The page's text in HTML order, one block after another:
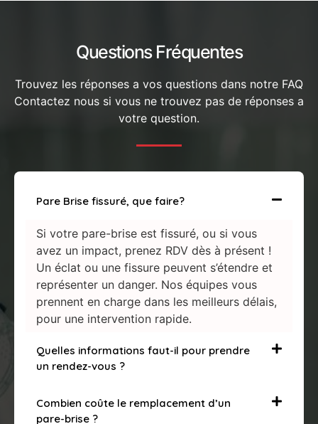
Questions Fréquentes
Trouvez les réponses a vos questions dans notre FAQ
Contactez nous si vous ne trouvez pas de réponses a
votre question.
Pare Brise fissuré, que faire?
Si votre pare-brise est fissuré, ou si vous
avez un impact, prenez RDV dès à présent !
Un éclat ou une fissure peuvent s’étendre et
représenter un danger. Nos équipes vous
prennent en charge dans les meilleurs délais,
pour une intervention rapide.
Quelles informations faut-il pour prendre
un rendez-vous ?
Combien coûte le remplacement d’un
pare-brise ?